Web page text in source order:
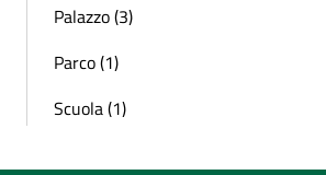
Palazzo (3)
Parco (1)
Scuola (1)